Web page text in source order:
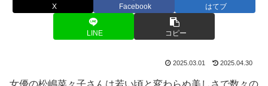
X Facebook はてブ
LINE コピー
2025.03.01 2025.04.30